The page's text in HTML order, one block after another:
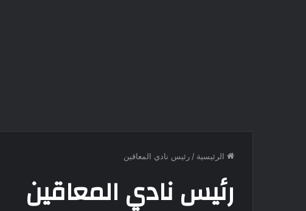
الرئيسية / رئيس نادي المعاقين
رئيس نادي المعاقين